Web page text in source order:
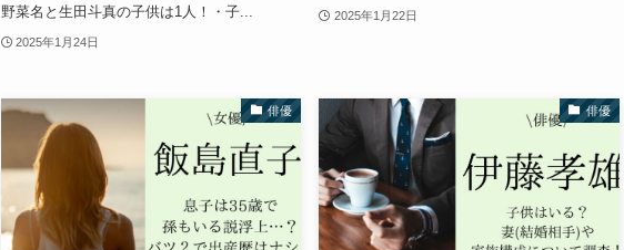
野菜名と生田斗真の子供は1人！・子...
2025年1月24日
2025年1月22日
俳優 俳優